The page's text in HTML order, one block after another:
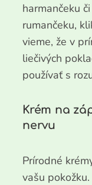
harmančeku
rumančeku,
vieme, že v
liečivých
používať s
Krém na
nervu
Prírodné
vašu